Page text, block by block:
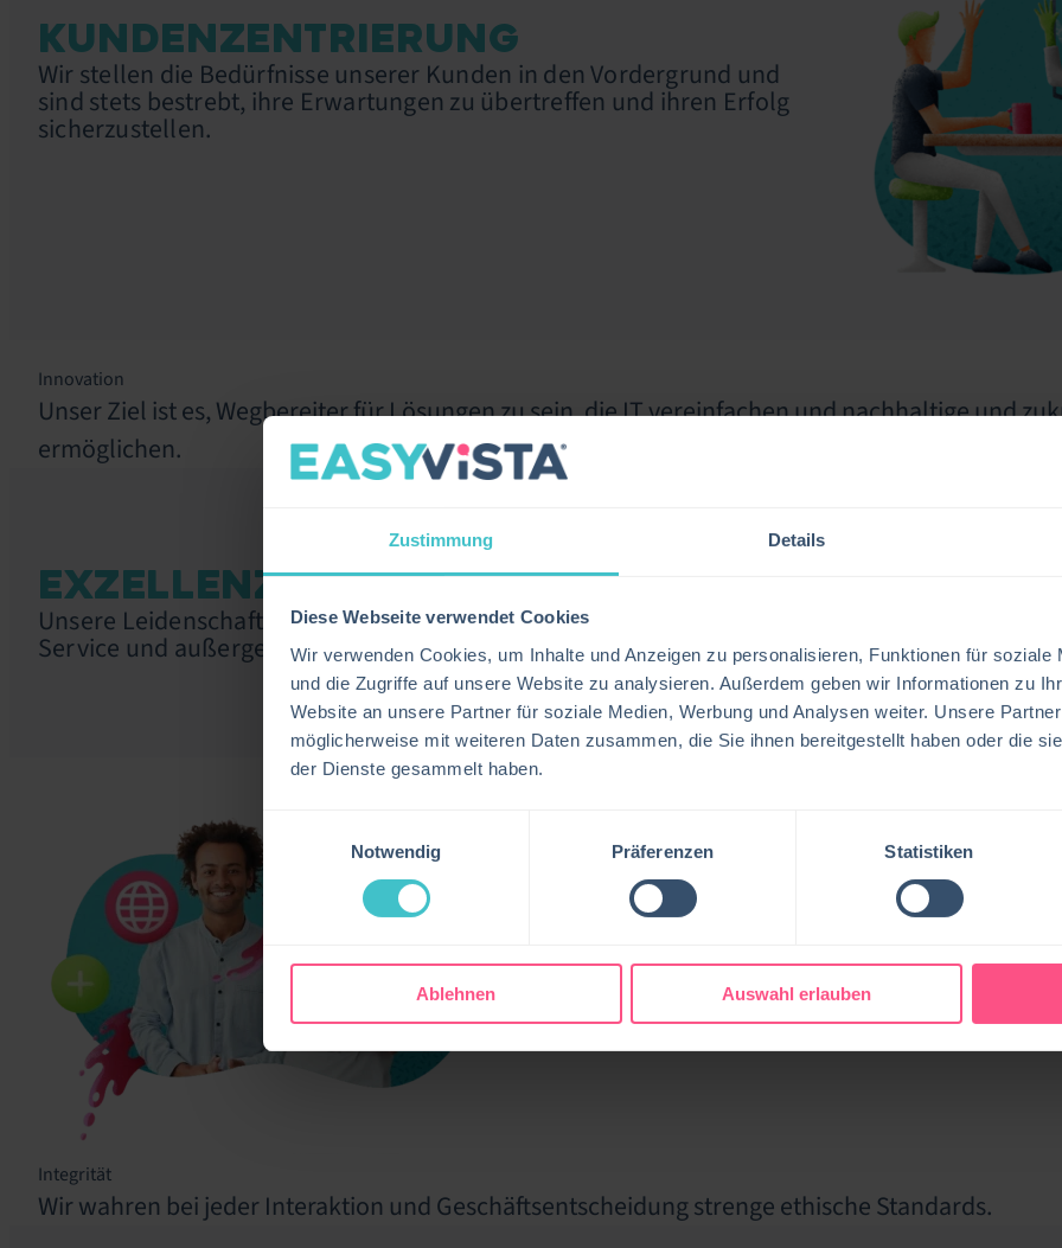
Zustimmung Details
Diese Webseite verwendet Cookies
Wir verwenden Cookies, um Inhalte und Anzeigen zu personalisieren, Funktionen für soziale
und die Zugriffe auf unsere Website zu analysieren. Außerdem geben wir Informationen zu
Website an unsere Partner für soziale Medien, Werbung und Analysen weiter. Unsere
möglicherweise mit weiteren Daten zusammen, die Sie ihnen bereitgestellt haben oder die
der Dienste gesammelt haben.
Notwendig
Präferenzen Statistiken
Ablehnen Auswahl erlauben
KUNDENZENTRIERUNG
Wir stellen die Bedürfnisse unserer Kunden in den Vordergrund und
sind stets bestrebt, ihre Erwartungen zu übertreffen und ihren Erfolg
sicherzustellen.
Innovation
Unser Ziel ist es, Wegbereiter für Lösungen zu sein, die IT vereinfachen und nachhaltige und
ermöglichen.
EXZELLENZ
Unsere Leidenschaft treibt uns an, jeden Tag außergewöhnlichen
Service und außergewöhnliche Lösungen anzubieten.
Integrität
Wir wahren bei jeder Interaktion und Geschäftsentscheidung strenge ethische Standards.